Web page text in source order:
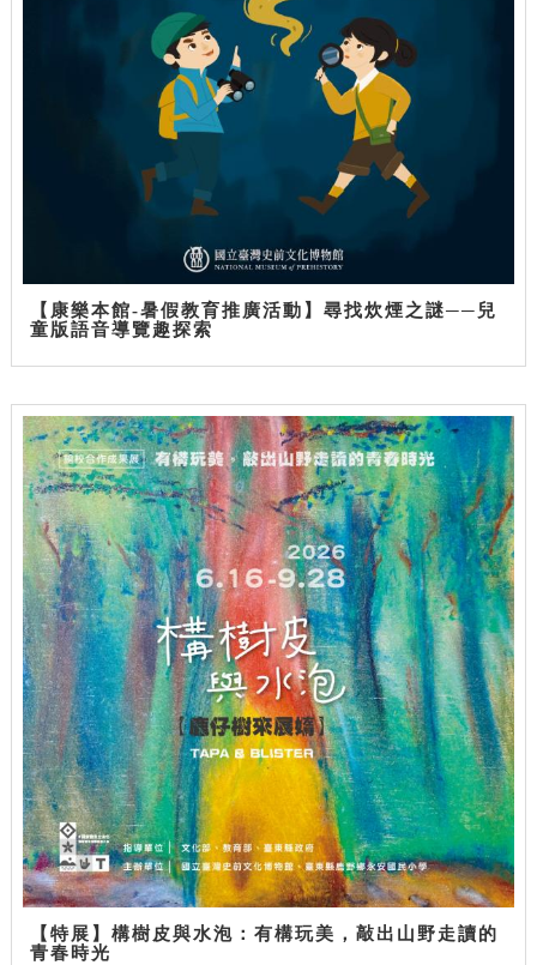
【康樂本館-暑假教育推廣活動】尋找炊煙之謎──兒
童版語音導覽趣探索
【特展】構樹皮與水泡：有構玩美，敲出山野走讀的
青春時光